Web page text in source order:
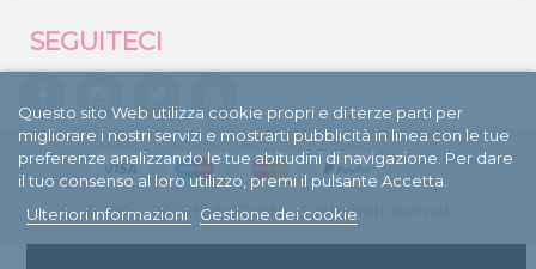
SEGUITECI
Questo sito Web utilizza cookie propri e di terze parti per
migliorare i nostri servizi e mostrarti pubblicità in linea con le tue
preferenze analizzando le tue abitudini di navigazione. Per dare
il tuo consenso al loro utilizzo, premi il pulsante Accetta.
Ulteriori informazioni
Gestione dei cookie
© 2004 - 2024 BebéCenter. Tutti i diritti riservati.